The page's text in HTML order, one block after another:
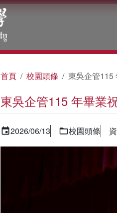
首頁 校園頭條 東吳企管115
東吳企管115 年畢業
2026/06/13 校園頭條